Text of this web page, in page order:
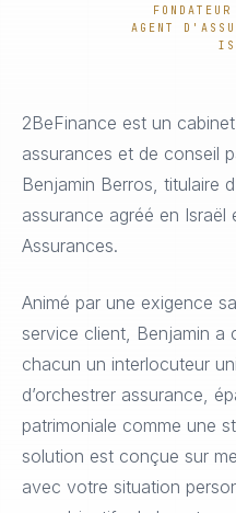
AGENT
2BeFinance est un
assurances et de conseil
Benjamin Berros, titulaire
assurance agréé en Israël
Assurances.
Animé par une exigence
service client, Benjamin a
chacun un interlocuteur
d’orchestrer assurance,
patrimoniale comme une
solution est conçue sur
avec votre situation